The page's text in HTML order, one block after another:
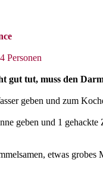
4 Personen
gut tut, muss den
geben und zum
geben und 1
etwas grobes